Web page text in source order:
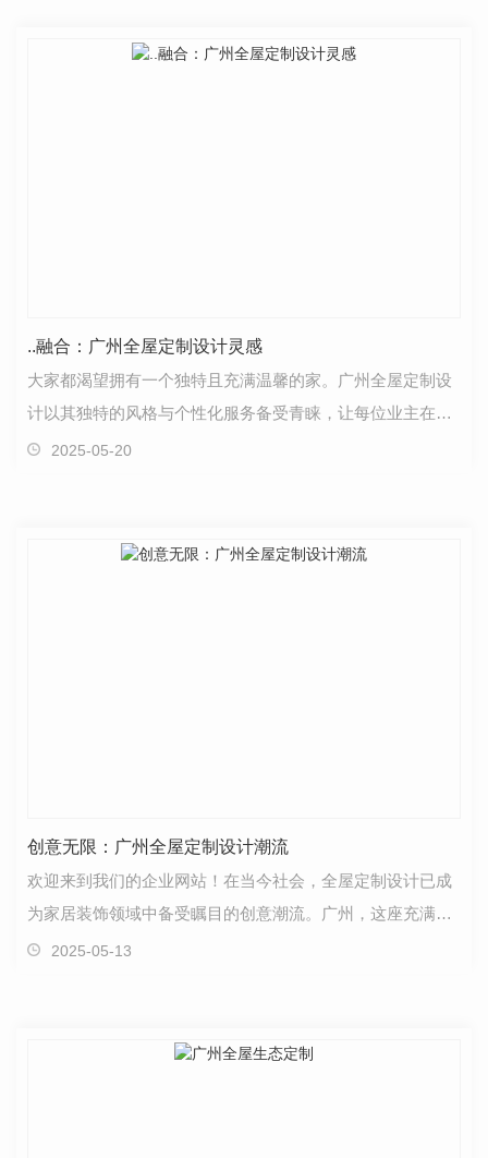
..融合：广州全屋定制设计灵感
大家都渴望拥有一个独特且充满温馨的家。广州全屋定制设
计以其独特的风格与个性化服务备受青睐，让每位业主在享
受居家生活时尽情展现个人品味。一套..的全屋定制设…
2025-05-20
创意无限：广州全屋定制设计潮流
欢迎来到我们的企业网站！在当今社会，全屋定制设计已成
为家居装饰领域中备受瞩目的创意潮流。广州，这座充满活
力和创造力的城市，也不例外。在这里，我们见证着无…
2025-05-13